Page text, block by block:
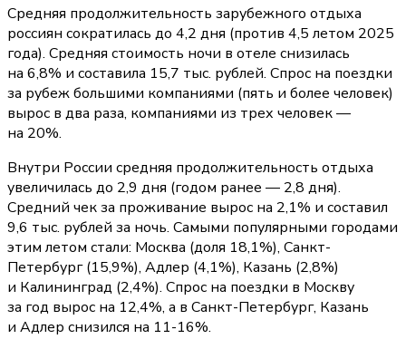
Средняя продолжительность зарубежного отдыха
россиян сократилась до 4,2 дня (против 4,5 летом 2025
года). Средняя стоимость ночи в отеле снизилась
на 6,8% и составила 15,7 тыс. рублей. Спрос на поездки
за рубеж большими компаниями (пять и более человек)
вырос в два раза, компаниями из трех человек —
на 20%.
Внутри России средняя продолжительность отдыха
увеличилась до 2,9 дня (годом ранее — 2,8 дня).
Средний чек за проживание вырос на 2,1% и составил
9,6 тыс. рублей за ночь. Самыми популярными городами
этим летом стали: Москва (доля 18,1%), Санкт-
Петербург (15,9%), Адлер (4,1%), Казань (2,8%)
и Калининград (2,4%). Спрос на поездки в Москву
за год вырос на 12,4%, а в Санкт-Петербург, Казань
и Адлер снизился на 11-16%.